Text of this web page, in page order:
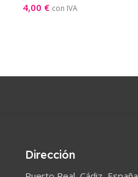
4,00 € con IVA
Dirección